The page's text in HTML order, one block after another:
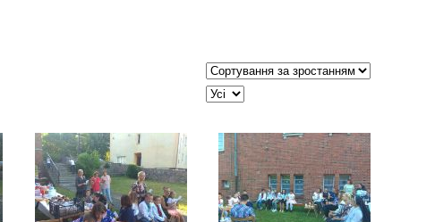
Сортувати таблицю за:
JSEARCH_FILTER_LIMIT